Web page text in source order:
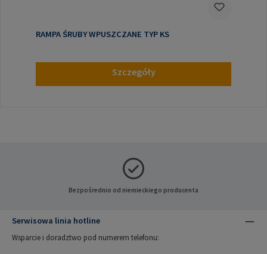
RAMPA ŚRUBY WPUSZCZANE TYP KS
Szczegóły
Bezpośrednio od niemieckiego producenta
Serwisowa linia hotline
Wsparcie i doradztwo pod numerem telefonu: